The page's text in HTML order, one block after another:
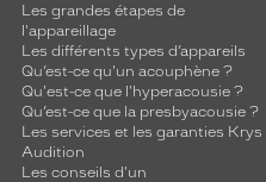
Les grandes étapes de
l'appareillage
Les différents types d’appareils
Qu’est-ce qu'un acouphène ?
Qu'est-ce que l'hyperacousie ?
Qu’est-ce que la presbyacousie ?
Les services et les garanties Krys
Audition
Les conseils d'un